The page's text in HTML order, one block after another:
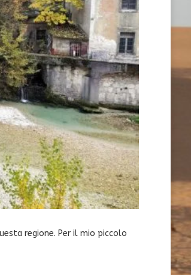
regione. Per il mio piccolo